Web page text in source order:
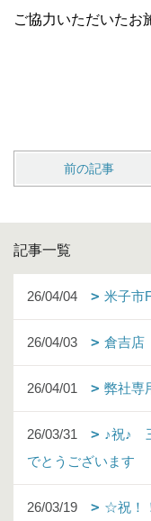
ご協力いただいたお
前の記事
記事一覧
26/04/04 米子市
26/04/03 倉吉店
26/04/01 弊社専
26/03/31
♪祝♪
でとうございます
26/03/19
☆祝！